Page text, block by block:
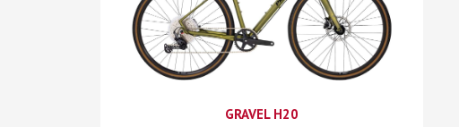
GRAVEL H20